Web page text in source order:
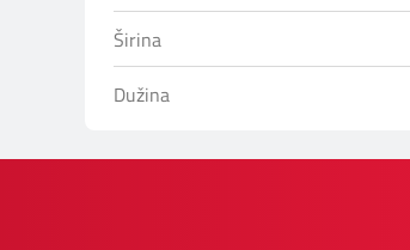
Širina
Dužina